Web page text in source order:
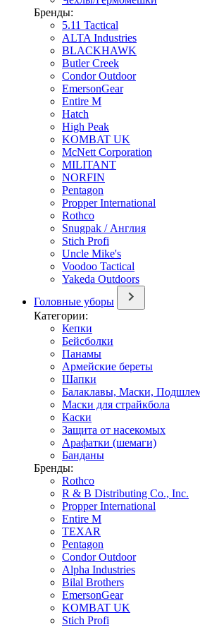
Бренды:
5.11 Tactical
ALTA Industries
BLACKHAWK
Butler Creek
Condor Outdoor
EmersonGear
Entire M
Hatch
High Peak
KOMBAT UK
McNett Corporation
MILITANT
NORFIN
Pentagon
Propper International
Rothco
Snugpak / Англия
Stich Profi
Uncle Mike's
Voodoo Tactical
Yakeda Outdoors
Головные уборы
Категории:
Кепки
Бейсболки
Панамы
Армейские береты
Шапки
Балаклавы, Маски,
Маски для страйкбола
Каски
Защита от насекомых
Арафатки (шемаги)
Банданы
Бренды:
Rothco
R & B Distributing Co., Inc.
Propper International
Entire M
TEXAR
Pentagon
Condor Outdoor
Alpha Industries
Bilal Brothers
EmersonGear
KOMBAT UK
Stich Profi